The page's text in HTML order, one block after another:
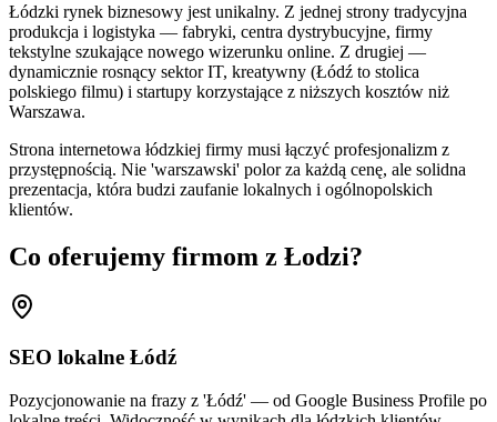
Łódzki rynek biznesowy jest unikalny. Z jednej strony tradycyjna
produkcja i logistyka — fabryki, centra dystrybucyjne, firmy
tekstylne szukające nowego wizerunku online. Z drugiej —
dynamicznie rosnący sektor IT, kreatywny (Łódź to stolica
polskiego filmu) i startupy korzystające z niższych kosztów niż
Warszawa.
Strona internetowa łódzkiej firmy musi łączyć profesjonalizm z
przystępnością. Nie 'warszawski' polor za każdą cenę, ale solidna
prezentacja, która budzi zaufanie lokalnych i ogólnopolskich
klientów.
Co oferujemy firmom z Łodzi?
SEO lokalne Łódź
Pozycjonowanie na frazy z 'Łódź' — od Google Business Profile po